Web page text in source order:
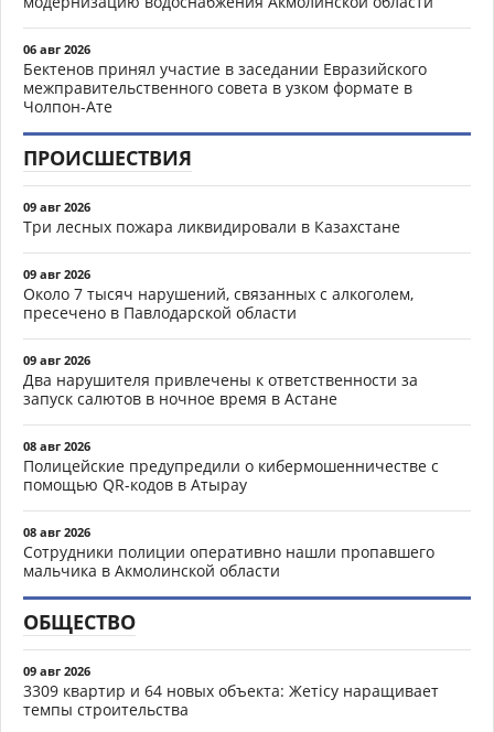
06 авг 2026
Бектенов принял участие в заседании Евразийского
межправительственного совета в узком формате в
Чолпон-Ате
ПРОИСШЕСТВИЯ
09 авг 2026
Три лесных пожара ликвидировали в Казахстане
09 авг 2026
Около 7 тысяч нарушений, связанных с алкоголем,
пресечено в Павлодарской области
09 авг 2026
Два нарушителя привлечены к ответственности за
запуск салютов в ночное время в Астане
08 авг 2026
Полицейские предупредили о кибермошенничестве с
помощью QR-кодов в Атырау
08 авг 2026
Сотрудники полиции оперативно нашли пропавшего
мальчика в Акмолинской области
ОБЩЕСТВО
09 авг 2026
3309 квартир и 64 новых объекта: Жетісу наращивает
темпы строительства